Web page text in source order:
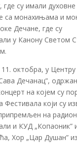
где су имали духовне
са монахињама и
Дечане, где су
у Канону Светом
октобра, у Центру
Дечанац”, одржан
на којем су
Фестивала који су
на
и КУД „Копаоник”
Хор „Цар Душан” из